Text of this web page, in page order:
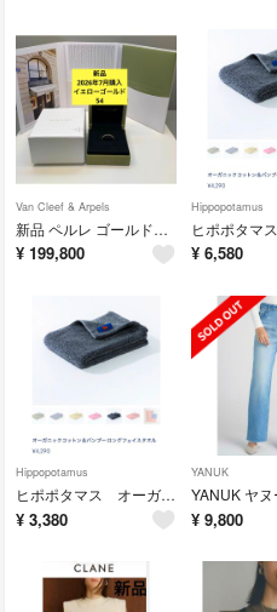
Van Cleef & Arpels
新品 ペルレ ゴールドパール リング スモールモデル YG 14号
¥ 199,800
Hippopotamus
¥ 6,580
Hippopotamus
ヒポポタマス オーガニックコットン＆バンブー ロングフェイスタオル ①
¥ 3,380
YANUK
¥ 9,800